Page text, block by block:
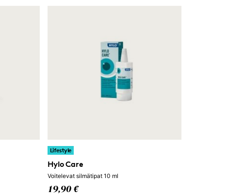
Lifestyle
Hylo Care
Voitelevat silmätipat 10 ml
19,90 €